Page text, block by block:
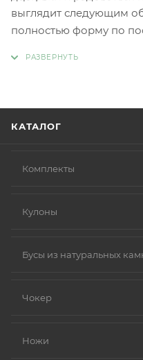
выглядит следующим
полностью форму по
КАТАЛОГ
Комплекты
Кулоны
Бусы из натуральных
Чокер
Ножи